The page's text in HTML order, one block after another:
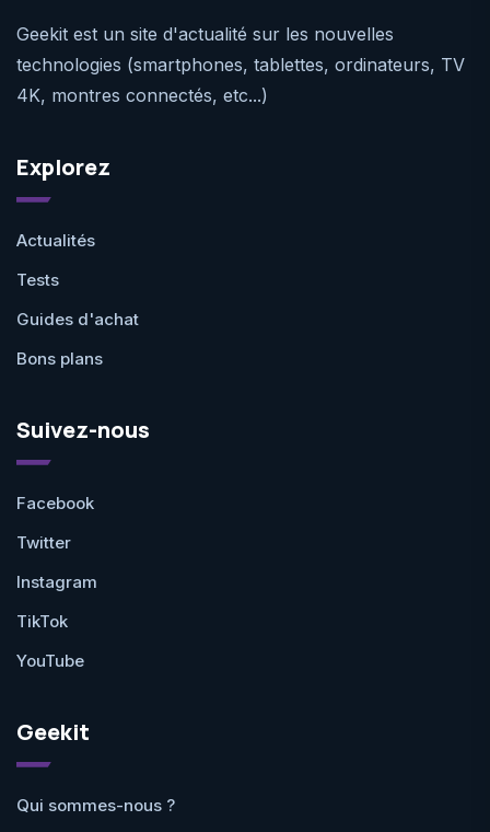
Geekit est un site d'actualité sur les nouvelles
technologies (smartphones, tablettes, ordinateurs, TV
4K, montres connectés, etc...)
Explorez
Actualités
Tests
Guides d'achat
Bons plans
Suivez-nous
Facebook
Twitter
Instagram
TikTok
YouTube
Geekit
Qui sommes-nous ?